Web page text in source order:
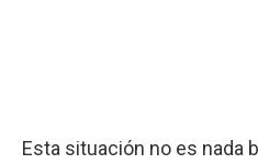
Esta situación no es nada